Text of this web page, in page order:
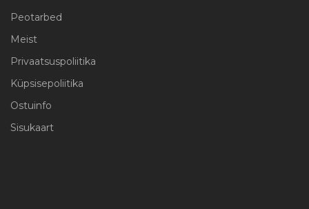
Peotarbed
Meist
Privaatsuspoliitika
Küpsisepoliitika
Ostuinfo
Sisukaart